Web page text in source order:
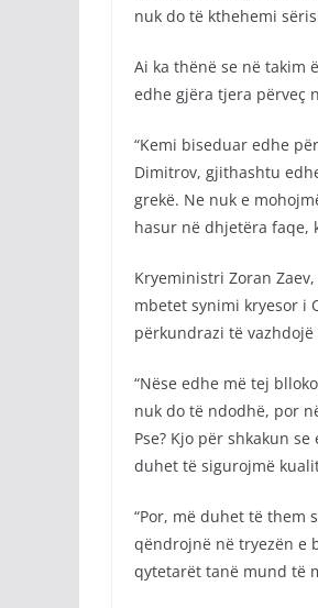
nuk do të kthehemi
Ai ka thënë se në takim
edhe gjëra tjera përveç
“Kemi biseduar edhe
Dimitrov, gjithashtu
grekë. Ne nuk e
hasur në dhjetëra faqe,
Kryeministri Zoran
mbetet synimi kryesor i
përkundrazi të
“Nëse edhe më tej
nuk do të ndodhë, por
Pse? Kjo për shkakun
duhet të sigurojmë
“Por, më duhet të them
qëndrojnë në tryezën e
qytetarët tanë mund të